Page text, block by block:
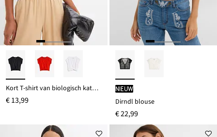
Kort T-shirt van biologisch katoen
€ 13,99
Nieuw
Dirndl blouse
€ 22,99